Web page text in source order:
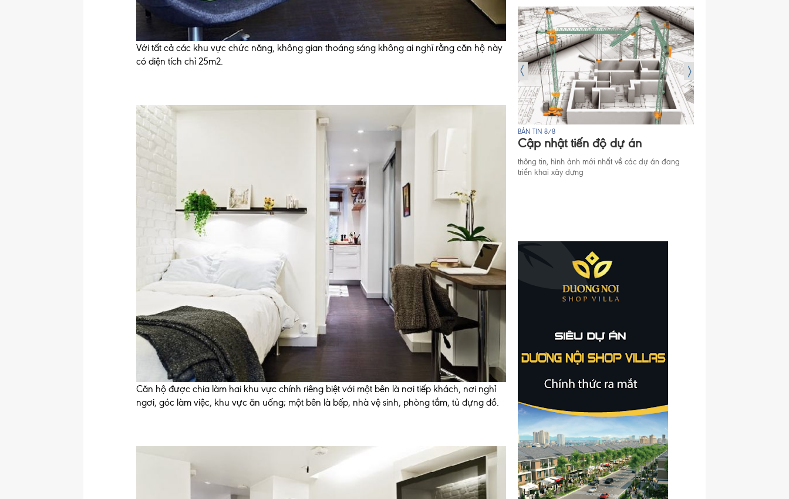
Với tất cả các khu vực chức năng, không gian thoáng sáng không ai nghĩ rằng căn hộ này
có diện tích chỉ 25m2.
Căn hộ được chia làm hai khu vực chính riêng biệt với một bên là nơi tiếp khách, nơi nghỉ
ngơi, góc làm việc, khu vực ăn uống; một bên là bếp, nhà vệ sinh, phòng tắm, tủ đựng đồ.
BẢN TIN 8/8
Người mua nhà đổi "khẩu vị",
doanh nghiệp BĐS tìm cách
chiều khách
Thị trường bất động sản Việt Nam đang ở giai
đoạn phát triển mạnh mẽ khi ngày càng nhiều dự
án chung cư đi vào khai thác và vận hành. Cùng
với đó, thị trường cũng chứng kiến một sự thay đổi r
BẢN TIN 8/8
Cập nhật tiến độ dự án
thông tin, hình ảnh mới nhất về các dự án đang
triển khai xây dựng